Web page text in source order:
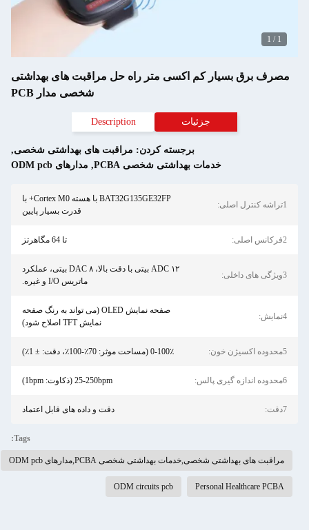
1
/
1
مصرف برق بسیار کم اکسی متر راه حل مراقبت های بهداشتی
شخصی مدار PCB
جزئیات Description
برجسته کردن: مراقبت های بهداشتی شخصی,
خدمات بهداشتی شخصی PCBA
, مدارهای ODM pcb
1تراشه کنترل اصلی:
BAT32G135GE32FP با هسته Cortex M0+ با
قدرت بسیار پایین
2فرکانس اصلی: تا 64 مگاهرتز
3ویژگی های داخلی:
ADC ۱۲ بیتی با دقت بالا، DAC ۸ بیتی، عملکرد
ماتریس I/O و غیره.
4نمايش:
صفحه نمایش OLED (می تواند به رنگ صفحه
نمایش TFT اصلاح شود)
5محدوده اکسیژن خون: 0-100٪ (مساحت موثر: 70٪-100٪، دقت: ± 1٪)
6محدوده اندازه گیری پالس: 25-250bpm (ذکاوت: 1bpm)
7دقت: دقت و داده های قابل اعتماد
Tags:
مراقبت های بهداشتی شخصی,خدمات بهداشتی شخصی PCBA,مدارهای ODM pcb
Personal Healthcare PCBA
ODM circuits pcb